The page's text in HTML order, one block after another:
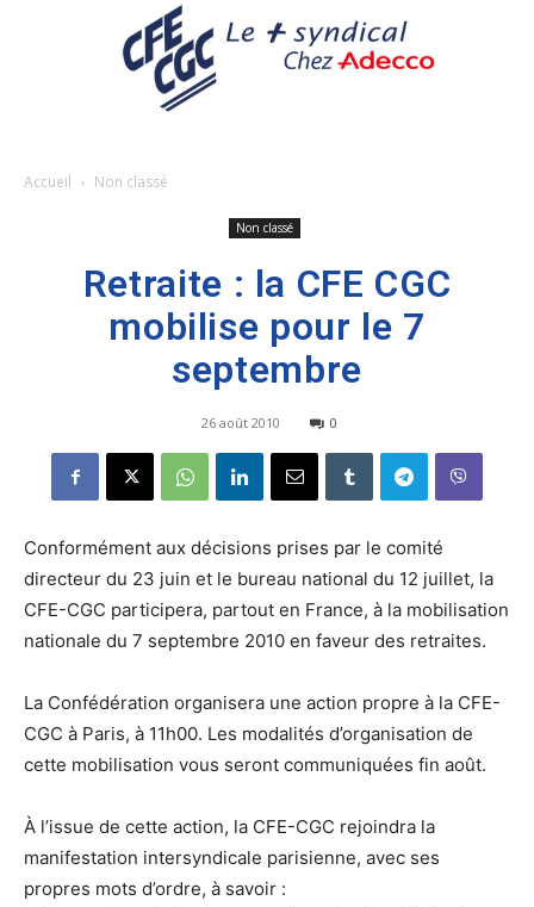
Accueil Non classé
Non classé
Retraite : la CFE CGC
mobilise pour le 7
septembre
26 août 2010 0
Conformément aux décisions prises par le comité
directeur du 23 juin et le bureau national du 12 juillet, la
CFE-CGC participera, partout en France, à la mobilisation
nationale du 7 septembre 2010 en faveur des retraites.
La Confédération organisera une action propre à la CFE-
CGC à Paris, à 11h00. Les modalités d’organisation de
cette mobilisation vous seront communiquées fin août.
À l’issue de cette action, la CFE-CGC rejoindra la
manifestation intersyndicale parisienne, avec ses
propres mots d’ordre, à savoir :